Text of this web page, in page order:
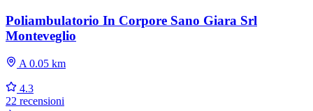
Poliambulatorio In Corpore Sano Giara Srl
Monteveglio
A 0.05 km
4.3
22 recensioni